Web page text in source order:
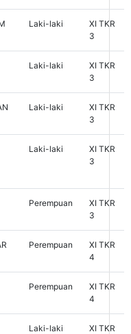
Laki-laki
XI TKR
3
Laki-laki
XI TKR
3
Laki-laki
XI TKR
3
Laki-laki
XI TKR
3
Perempuan
XI TKR
3
Perempuan
XI TKR
4
Perempuan
XI TKR
4
Laki-laki
XI TKR